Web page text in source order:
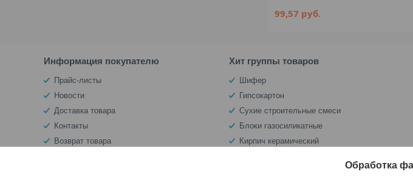
99,57 руб.
Информация покупателю
Прайс-листы
Новости
Доставка товара
Контакты
Возврат товара
Хит группы товаров
Шифер
Гипсокартон
Сухие строительные смеси
Блоки газосиликатные
Кирпич керамический
Обработка